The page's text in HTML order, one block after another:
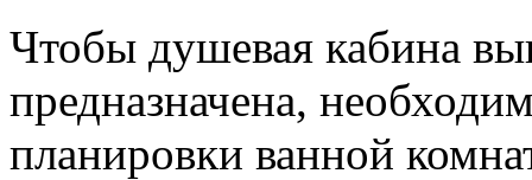
Чтобы душевая кабина
предназначена,
планировки ванной